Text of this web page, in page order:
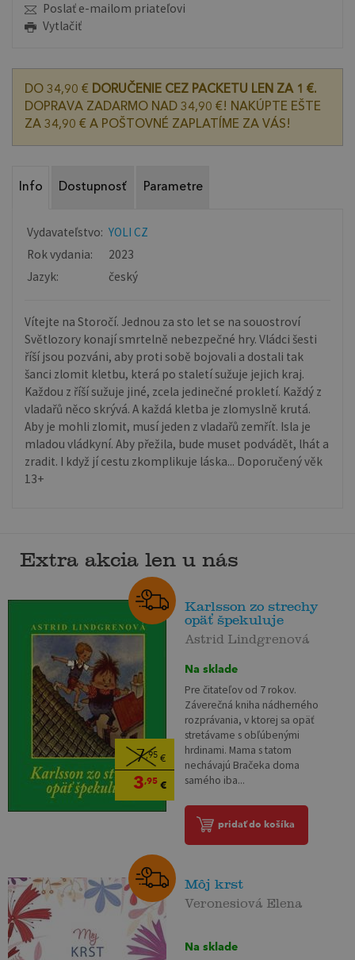
Poslať e-mailom priateľovi
Vytlačiť
DO 34,90 € DORUČENIE CEZ PACKETU LEN ZA 1 €.
DOPRAVA ZADARMO NAD 34,90 €! NAKÚPTE EŠTE
ZA 34,90 € A POŠTOVNÉ ZAPLATÍME ZA VÁS!
Info Dostupnosť Parametre
Vydavateľstvo: YOLI CZ
Rok vydania:
2023
Jazyk:
český
Vítejte na Storočí. Jednou za sto let se na souostroví
Světlozory konají smrtelně nebezpečné hry. Vládci šesti
říší jsou pozváni, aby proti sobě bojovali a dostali tak
šanci zlomit kletbu, která po staletí sužuje jejich kraj.
Každou z říší sužuje jiné, zcela jedinečné prokletí. Každý z
vladařů něco skrývá. A každá kletba je zlomyslně krutá.
Aby je mohli zlomit, musí jeden z vladařů zemřít. Isla je
mladou vládkyní. Aby přežila, bude muset podvádět, lhát a
zradit. I když jí cestu zkomplikuje láska... Doporučený věk
13+
Extra akcia len u nás
7,95€
3,95€
Karlsson zo strechy
opäť špekuluje
Astrid Lindgrenová
Na sklade
Pre čitateľov od 7 rokov.
Záverečná kniha nádherného
rozprávania, v ktorej sa opäť
stretávame s obľúbenými
hrdinami. Mama s tatom
nechávajú Bračeka doma
samého iba...
pridať do košíka
Môj krst
Veronesiová Elena
Na sklade